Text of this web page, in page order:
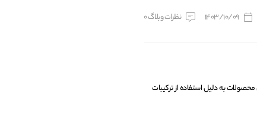
1403/10/09 نظرات وبلاگ 0
به دلیل استفاده از ترکیبات